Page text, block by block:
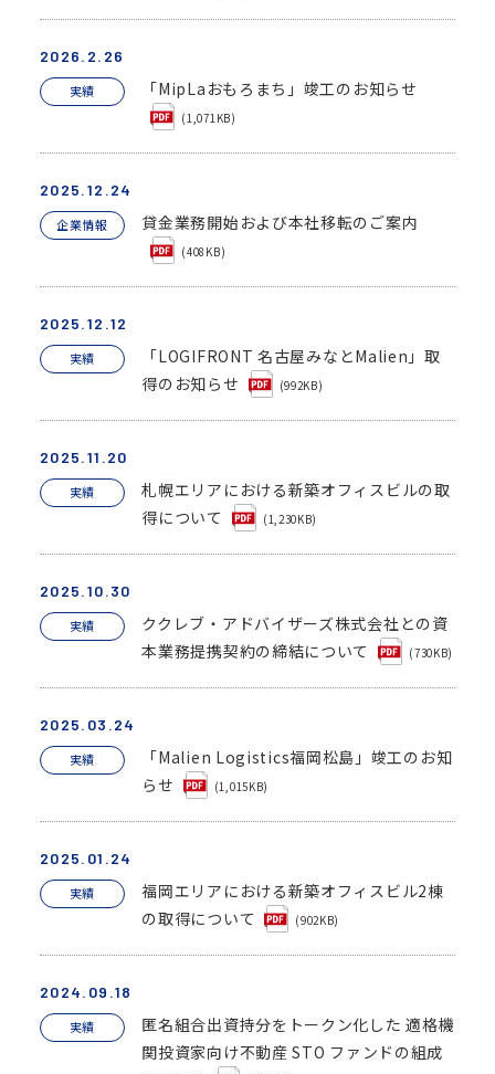
2026.2.26
実績 「MipLaおもろまち」竣工のお知らせ
(1,071KB)
2025.12.24
企業情報 貸金業務開始および本社移転のご案内
(408KB)
2025.12.12
実績
「LOGIFRONT 名古屋みなとMalien」取
得のお知らせ
(992KB)
2025.11.20
実績
札幌エリアにおける新築オフィスビルの取
得について
(1,230KB)
2025.10.30
実績
ククレブ・アドバイザーズ株式会社との資
本業務提携契約の締結について
(730KB)
2025.03.24
実績
「Malien Logistics福岡松島」竣工のお知
らせ
(1,015KB)
2025.01.24
実績
福岡エリアにおける新築オフィスビル2棟
の取得について
(902KB)
2024.09.18
実績
匿名組合出資持分をトークン化した 適格機
関投資家向け不動産 STO ファンドの組成